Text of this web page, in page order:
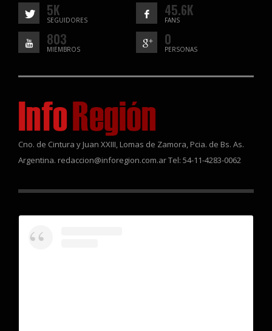
5K
SEGUIDORES
45.6K
FANS
803
MIEMBROS
0
PERSONAS
Cno. de Cintura y Juan XXIII, Lomas de Zamora, Pcia. de Bs. As.
Argentina. redaccion@inforegion.com.ar Tel: 54-11-4283-0062